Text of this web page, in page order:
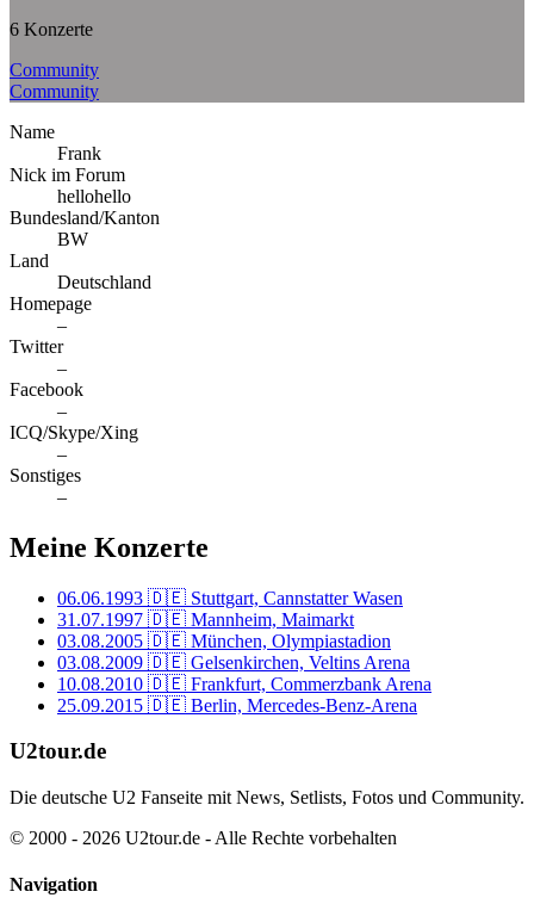
6 Konzerte
Community
Community
Name
Frank
Nick im Forum
hellohello
Bundesland/Kanton
BW
Land
Deutschland
Homepage
–
Twitter
–
Facebook
–
ICQ/Skype/Xing
–
Sonstiges
–
Meine Konzerte
06.06.1993 🇩🇪 Stuttgart, Cannstatter Wasen
31.07.1997 🇩🇪 Mannheim, Maimarkt
03.08.2005 🇩🇪 München, Olympiastadion
03.08.2009 🇩🇪 Gelsenkirchen, Veltins Arena
10.08.2010 🇩🇪 Frankfurt, Commerzbank Arena
25.09.2015 🇩🇪 Berlin, Mercedes-Benz-Arena
U2tour.de
Die deutsche U2 Fanseite mit News, Setlists, Fotos und Community.
© 2000 - 2026 U2tour.de - Alle Rechte vorbehalten
Navigation